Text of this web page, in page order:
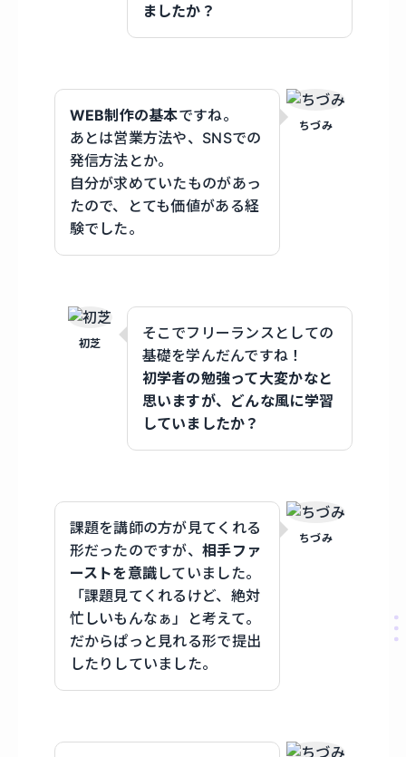
ましたか？
ちづみ
WEB制作の基本ですね。
あとは営業方法や、SNSでの
発信方法とか。
自分が求めていたものがあっ
たので、とても価値がある経
験でした。
初芝
そこでフリーランスとしての
基礎を学んだんですね！
初学者の勉強って大変かなと
思いますが、どんな風に学習
していましたか？
ちづみ
課題を講師の方が見てくれる
形だったのですが、相手ファ
ーストを意識 していました。
「課題見てくれるけど、絶対
忙しいもんなぁ」と考えて。
だからぱっと見れる形で提出
したりしていました。